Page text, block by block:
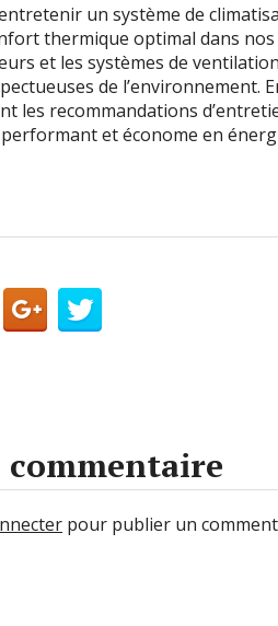
un système de
thermique optimal dans nos
et les systèmes de
de l’environnement.
les recommandations
et économe en
commentaire
pour publier un